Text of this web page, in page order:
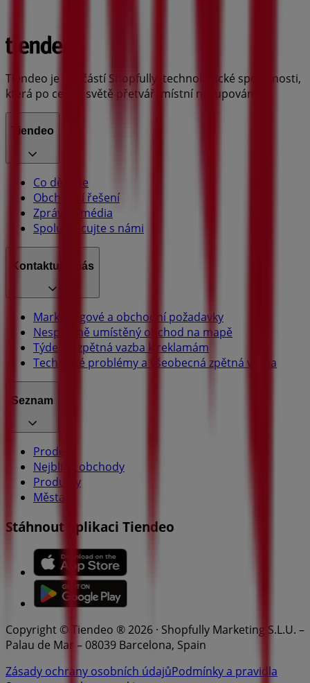
Tiendeo je součástí Shopfully, technologické společnosti,
která po celém světě přetváří místní nakupování.
Tiendeo
Co děláme
Obchodní řešení
Zprávy a média
Spolupracujte s námi
Kontaktujte nás
Marketingové a obchodní požadavky
Nesprávně umístěný obchod na mapě
Týdenní zpětná vazba k reklamám
Technické problémy a všeobecná zpětná vazba
Seznam
Prodejci
Nejbližší obchody
Produkty
Města
Stáhnout aplikaci Tiendeo
Copyright © Tiendeo ® 2026 · Shopfully Marketing S.L.U. –
Palau de Mar – 08039 Barcelona, Spain
Zásady ochrany osobních údajůPodmínky a pravidla